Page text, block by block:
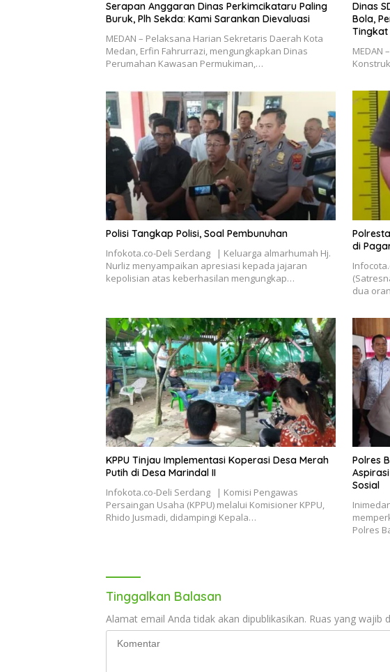
Serapan Anggaran Dinas Perkimcikataru Paling
Buruk, Plh Sekda: Kami Sarankan Dievaluasi
MEDAN – Pelaksana Harian Sekretaris Daerah Kota
Medan, Erfin Fahrurrazi, mengungkapkan Dinas
Perumahan Kawasan Permukiman,…
Dinas
Bola,
Tingkat
MEDAN
Polisi Tangkap Polisi, Soal Pembunuhan
Infokota.co-Deli Serdang | Keluarga almarhumah Hj.
Nurliz menyampaikan apresiasi kepada jajaran
kepolisian atas keberhasilan mengungkap…
di
dua
KPPU Tinjau Implementasi Koperasi Desa Merah
Putih di Desa Marindal II
Infokota.co-Deli Serdang | Komisi Pengawas
Persaingan Usaha (KPPU) melalui Komisioner KPPU,
Rhido Jusmadi, didampingi Kepala…
Polres
Sosial
Polres
Tinggalkan Balasan
Alamat email Anda tidak akan dipublikasikan. Ruas yang wajib